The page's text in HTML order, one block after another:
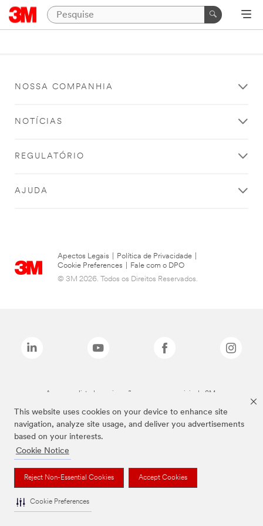
This website uses cookies on your device to enhance site
navigation, analyze site usage, and deliver you advertisements
based on your interests.
Cookie Notice
Reject Non-Essential Cookies Accept Cookies
Cookie Preferences
NOSSA COMPANHIA
NOTÍCIAS
REGULATÓRIO
AJUDA
Apectos Legais Política de Privacidade
Cookie Preferences
Fale com o DPO
© 3M 2026. Todos os Direitos Reservados.
As marcas listadas a cima são marcas comerciais da 3M.